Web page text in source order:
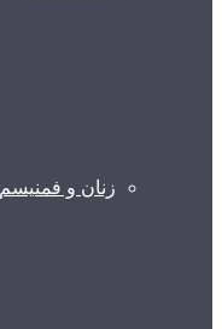
زنان و فمنیسم